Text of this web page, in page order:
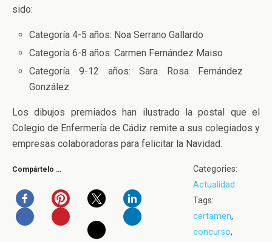
sido:
Categoría 4-5 años: Noa Serrano Gallardo
Categoría 6-8 años: Carmen Fernández Maiso
Categoría 9-12 años: Sara Rosa Fernández
González
Los dibujos premiados han ilustrado la postal que el
Colegio de Enfermería de Cádiz remite a sus colegiados y
empresas colaboradoras para felicitar la Navidad.
Compártelo …
Categories:
Actualidad
Tags:
certamen,
concurso,